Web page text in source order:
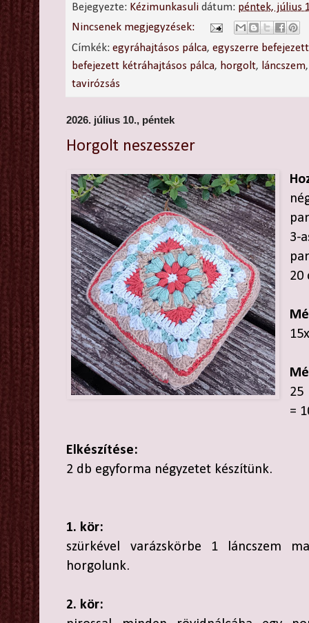
Bejegyezte: Kézimunkasuli dátum: péntek, július
Nincsenek megjegyzések:
Címkék:egyráhajtásos pálca,egyszerre
befejezett kétráhajtásos pálca, horgolt, láncszem
tavirózsás
2026. július 10., péntek
Horgolt neszesszer
3-
20
25
=
Elkészítése:
2 db egyforma négyzetet készítünk.
1. kör:
szürkével varázskörbe 1 láncszem
horgolunk.
2. kör: